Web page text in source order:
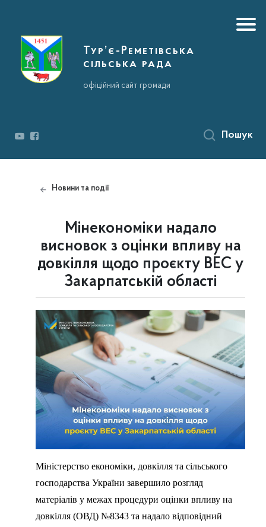
Тур’є-Реметівська
сільська рада
офіційний сайт громади
Пошук
Новини та події
Мінекономіки надало
висновок з оцінки впливу на
довкілля щодо проєкту ВЕС у
Закарпатській області
Міністерство економіки, довкілля та сільського
господарства України завершило розгляд
матеріалів у межах процедури оцінки впливу на
довкілля (ОВД) №8343 та надало відповідний